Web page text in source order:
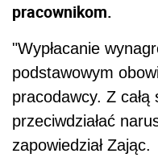
pracownikom.
"Wypłacanie
podstawowym
pracodawcy. Z
przeciwdziałać
zapowiedział Zając.